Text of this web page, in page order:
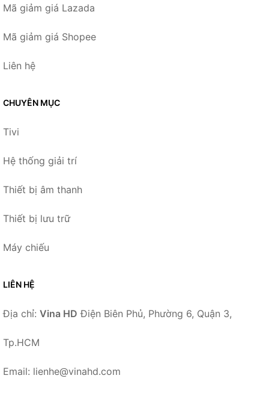
Mã giảm giá Lazada
Mã giảm giá Shopee
Liên hệ
CHUYÊN MỤC
Tivi
Hệ thống giải trí
Thiết bị âm thanh
Thiết bị lưu trữ
Máy chiếu
LIÊN HỆ
Địa chỉ: Vina HD Điện Biên Phủ, Phường 6, Quận 3,
Tp.HCM
Email: lienhe@vinahd.com